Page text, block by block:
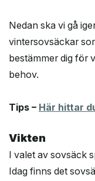
Nedan ska vi gå
vintersovsäckar
bestämmer dig för
behov.
Tips – Här hittar
Vikten
I valet av sovsäck
Idag finns det